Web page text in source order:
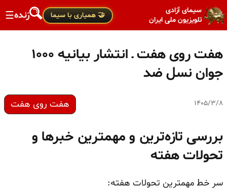
سیمای آزادی
تلویزیون ملی ایران
🤝 همیاری با سیما زنده☰
هفت روی هفت ـ انتشار بیانیه ۱۰۰۰
جوان نسل ضد
۱۴۰۵/۳/۸ هفت روی هفت
بررسی تازه‌ترین و مهمترین خبرها و
تحولات هفته
سر خط مهمترین تحولات هفته: